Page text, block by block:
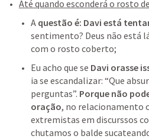
Até quando esconderá o rosto
A questão é: Davi está
sentimento? Deus não está
com o rosto coberto;
Eu acho que se Davi orasse
ia se escandalizar: “Que
perguntas”. Porque não
oração, no relacionamento
extremistas em discurssos
chutamos o balde